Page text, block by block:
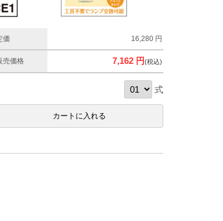
価 16,280 円
売価格 7,162 円(税込)
式